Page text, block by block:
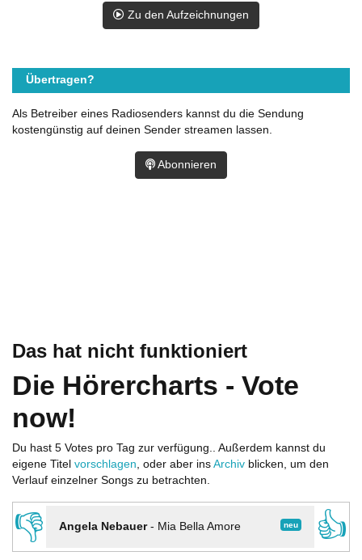
Das hat nicht funktioniert
Die Hörercharts - Vote
now!
Du hast 5 Votes pro Tag zur verfügung.. Außerdem kannst du
eigene Titel vorschlagen, oder aber ins Archiv blicken, um den
Verlauf einzelner Songs zu betrachten.
👎 neu
Angela Nebauer- Mia Bella Amore
👍
Zu den Aufzeichnungen
Übertragen?
Als Betreiber eines Radiosenders kannst du die Sendung
kostengünstig auf deinen Sender streamen lassen.
Abonnieren